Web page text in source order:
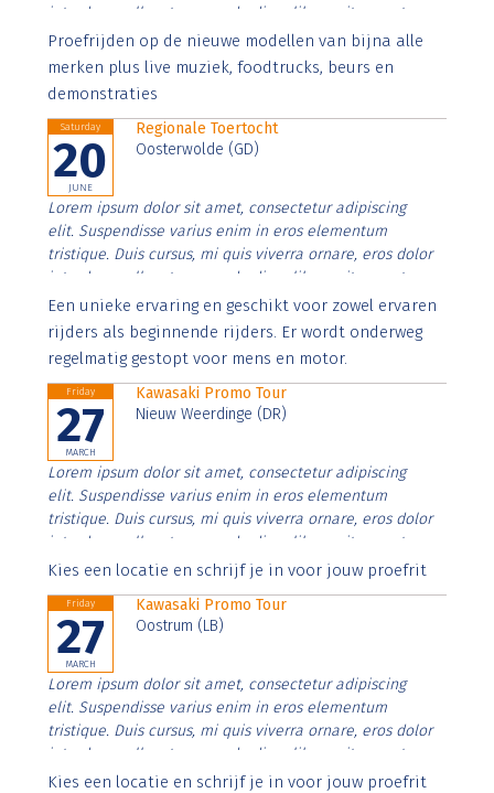
interdum nulla, ut commodo diam libero vitae erat.
Aenean faucibus nibh et justo cursus id rutrum lorem
imperdiet. Nunc ut sem vitae risus tristique posuere.
Proefrijden op de nieuwe modellen van bijna alle
merken plus live muziek, foodtrucks, beurs en
demonstraties
Saturday
20
JUNE
Regionale Toertocht
Oosterwolde (GD)
Lorem ipsum dolor sit amet, consectetur adipiscing
elit. Suspendisse varius enim in eros elementum
tristique. Duis cursus, mi quis viverra ornare, eros dolor
interdum nulla, ut commodo diam libero vitae erat.
Aenean faucibus nibh et justo cursus id rutrum lorem
imperdiet. Nunc ut sem vitae risus tristique posuere.
Een unieke ervaring en geschikt voor zowel ervaren
rijders als beginnende rijders. Er wordt onderweg
regelmatig gestopt voor mens en motor.
Friday
27
MARCH
Kawasaki Promo Tour
Nieuw Weerdinge (DR)
Lorem ipsum dolor sit amet, consectetur adipiscing
elit. Suspendisse varius enim in eros elementum
tristique. Duis cursus, mi quis viverra ornare, eros dolor
interdum nulla, ut commodo diam libero vitae erat.
Aenean faucibus nibh et justo cursus id rutrum lorem
Kies een locatie en schrijf je in voor jouw proefrit
Friday
27
MARCH
Kawasaki Promo Tour
Oostrum (LB)
Lorem ipsum dolor sit amet, consectetur adipiscing
elit. Suspendisse varius enim in eros elementum
tristique. Duis cursus, mi quis viverra ornare, eros dolor
interdum nulla, ut commodo diam libero vitae erat.
Aenean faucibus nibh et justo cursus id rutrum lorem
Kies een locatie en schrijf je in voor jouw proefrit